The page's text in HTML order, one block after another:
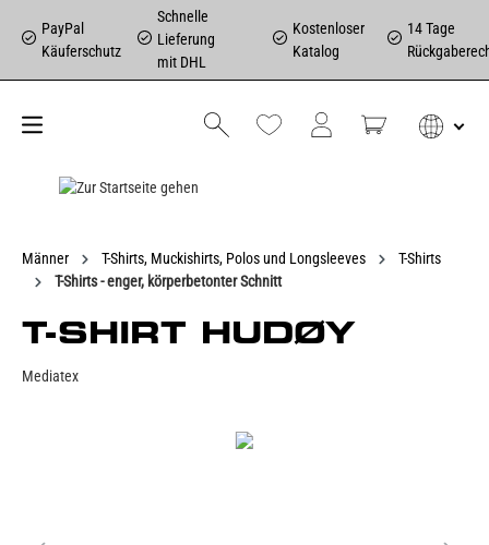
PayPal
Käuferschutz
Schnelle
Lieferung
mit DHL
Kostenloser
Katalog
14 Tage
Männer T-Shirts, Muckishirts, Polos und Longsleeves
T-Shirts
T-Shirts - enger, körperbetonter Schnitt
T-SHIRT HUDØY
Mediatex